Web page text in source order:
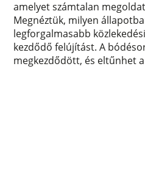
amelyet számtalan
Megnéztük, milyen
legforgalmasabb
kezdődő felújítást. A
megkezdődött, és eltűnhet